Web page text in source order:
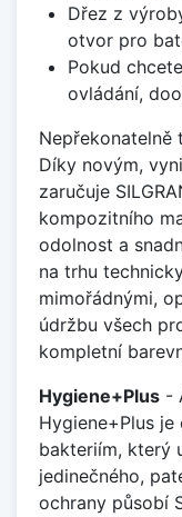
Dřez z
otvor pro
Pokud
ovládání,
Nepřekonatelně
Díky novým,
zaručuje
kompozitního
odolnost a
na trhu
mimořádnými,
údržbu všech
kompletní
Hygiene+Plus -
Hygiene+Plus
bakteriím, který
jedinečného,
ochrany působí